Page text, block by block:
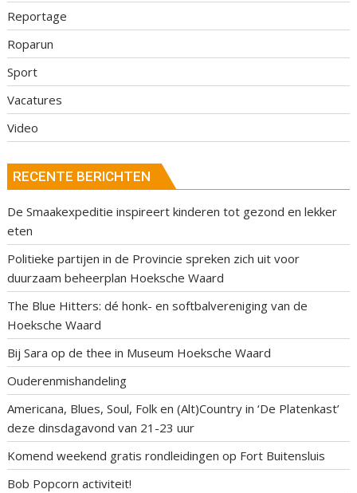
Reportage
Roparun
Sport
Vacatures
Video
RECENTE BERICHTEN
De Smaakexpeditie inspireert kinderen tot gezond en lekker
eten
Politieke partijen in de Provincie spreken zich uit voor
duurzaam beheerplan Hoeksche Waard
The Blue Hitters: dé honk- en softbalvereniging van de
Hoeksche Waard
Bij Sara op de thee in Museum Hoeksche Waard
Ouderenmishandeling
Americana, Blues, Soul, Folk en (Alt)Country in ‘De Platenkast’
deze dinsdagavond van 21-23 uur
Komend weekend gratis rondleidingen op Fort Buitensluis
Bob Popcorn activiteit!